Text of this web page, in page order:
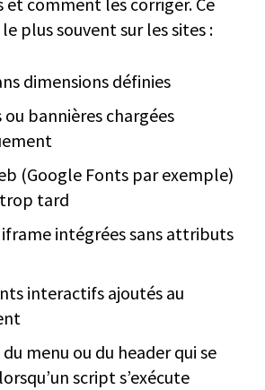
plus souvent sur les sites :
dimensions définies
bannières chargées
(Google Fonts par exemple)
tard
iframe intégrées sans attributs
interactifs ajoutés au
menu ou du header qui se
script s’exécute